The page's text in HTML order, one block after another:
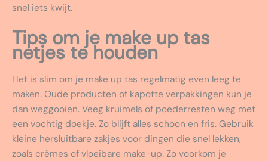
snel iets kwijt.
Tips om je make up tas
netjes te houden
Het is slim om je make up tas regelmatig even leeg te
maken. Oude producten of kapotte verpakkingen kun je
dan weggooien. Veeg kruimels of poederresten weg met
een vochtig doekje. Zo blijft alles schoon en fris. Gebruik
kleine hersluitbare zakjes voor dingen die snel lekken,
zoals crèmes of vloeibare make-up. Zo voorkom je